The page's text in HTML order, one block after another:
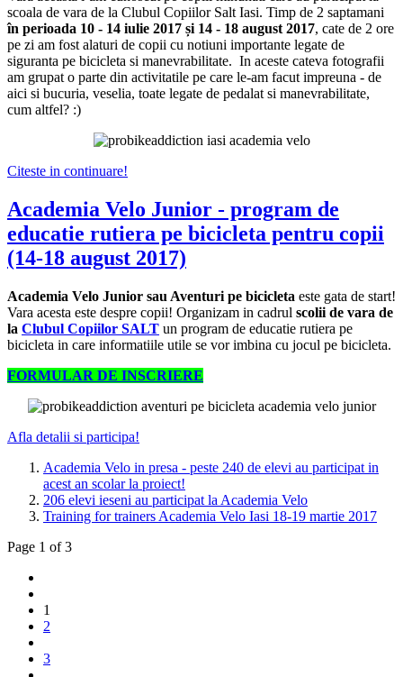
scoala de vara de la Clubul Copiilor Salt Iasi. Timp de 2 saptamani
în perioada 10 - 14 iulie 2017 și 14 - 18 august 2017, cate de 2 ore
pe zi am fost alaturi de copii cu notiuni importante legate de
siguranta pe bicicleta si manevrabilitate. In aceste cateva fotografii
am grupat o parte din activitatile pe care le-am facut impreuna - de
aici si bucuria, veselia, toate legate de pedalat si manevrabilitate,
cum altfel? :)
Citeste in continuare!
Academia Velo Junior - program de
educatie rutiera pe bicicleta pentru copii
(14-18 august 2017)
Academia Velo Junior sau Aventuri pe bicicleta este gata de start!
Vara acesta este despre copii! Organizam in cadrul scolii de vara de
la Clubul Copiilor SALT un program de educatie rutiera pe
bicicleta in care informatiile utile se vor imbina cu jocul pe bicicleta.
FORMULAR DE INSCRIERE
Afla detalii si participa!
Academia Velo in presa - peste 240 de elevi au participat in
acest an scolar la proiect!
206 elevi ieseni au participat la Academia Velo
Training for trainers Academia Velo Iasi 18-19 martie 2017
Page 1 of 3
1
2
3